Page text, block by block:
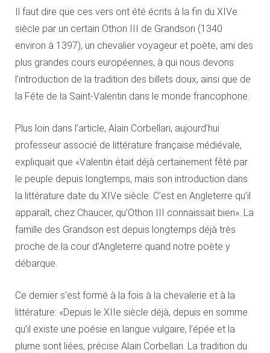
Il faut dire que ces vers ont été écrits à la fin du XIVe
siècle par un certain Othon III de Grandson (1340
environ à 1397), un chevalier voyageur et poète, ami des
plus grandes cours européennes, à qui nous devons
l’introduction de la tradition des billets doux, ainsi que de
la Fête de la Saint-Valentin dans le monde francophone.
Plus loin dans l’article, Alain Corbellari, aujourd’hui
professeur associé de littérature française médiévale,
expliquait que «Valentin était déjà certainement fêté par
le peuple depuis longtemps, mais son introduction dans
la littérature date du XIVe siècle. C’est en Angleterre qu’il
apparaît, chez Chaucer, qu’Othon III connaissait bien». La
famille des Grandson est depuis longtemps déjà très
proche de la cour d’Angleterre quand notre poète y
débarque.
Ce dernier s’est formé à la fois à la chevalerie et à la
littérature: «Depuis le XIIe siècle déjà, depuis en somme
qu’il existe une poésie en langue vulgaire, l’épée et la
plume sont liées, précise Alain Corbellari. La tradition du